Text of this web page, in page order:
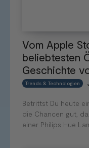
Vom Apple
beliebtesten
Geschichte
Trends & Technologien
Betrittst Du heute
die Chancen gut,
einer Philips Hue